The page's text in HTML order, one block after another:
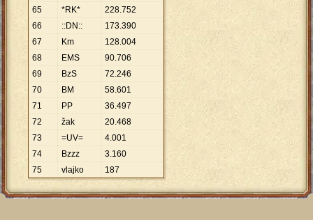
65
*RK* 228.752
66
::DN:: 173.390
67
Km 128.004
68
EMS 90.706
69
BzS 72.246
70
BM 58.601
71
PP 36.497
72
žak 20.468
73
=UV= 4.001
74
Bzzz 3.160
75
vlajko 187